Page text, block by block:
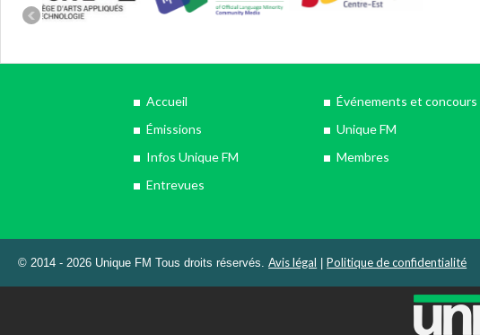
Accueil
Émissions
Infos Unique FM
Entrevues
Événements et concours
Unique FM
Membres
© 2014 - 2026 Unique FM Tous droits réservés.Avis légal Politique de confidentialité